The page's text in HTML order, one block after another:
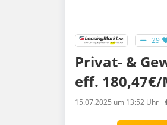
29
Privat- &
eff.
15.07.2025 um 13:52 Uhr